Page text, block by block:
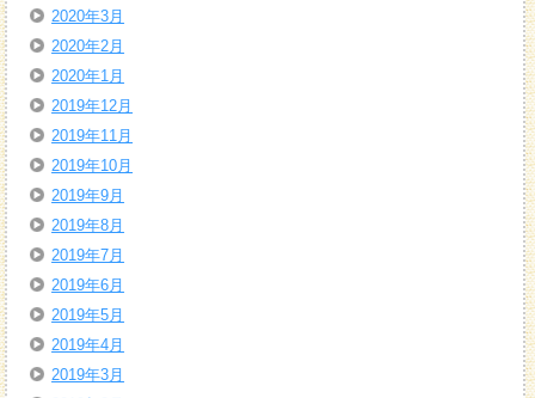
2020年3月
2020年2月
2020年1月
2019年12月
2019年11月
2019年10月
2019年9月
2019年8月
2019年7月
2019年6月
2019年5月
2019年4月
2019年3月